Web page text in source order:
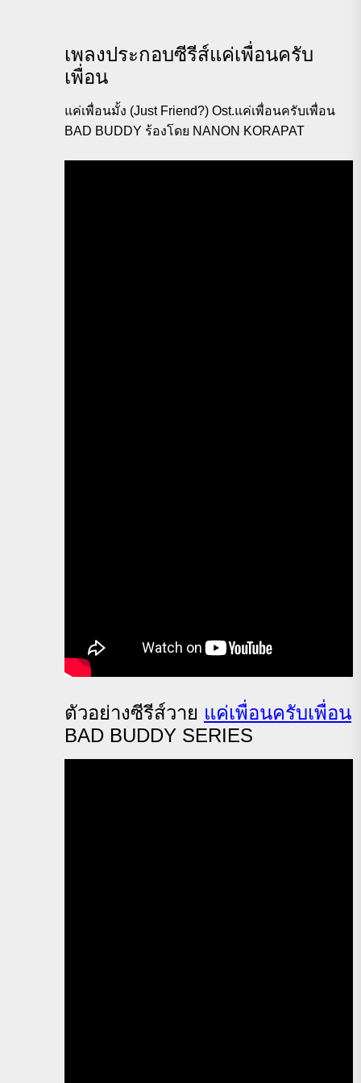
เพลงประกอบซีรีส์แค่เพื่อนครับ
เพื่อน
แค่เพื่อนมั้ง (Just Friend?) Ost.แค่เพื่อนครับเพื่อน
BAD BUDDY ร้องโดย NANON KORAPAT
ตัวอย่างซีรีส์วาย แค่เพื่อนครับเพื่อน
BAD BUDDY SERIES